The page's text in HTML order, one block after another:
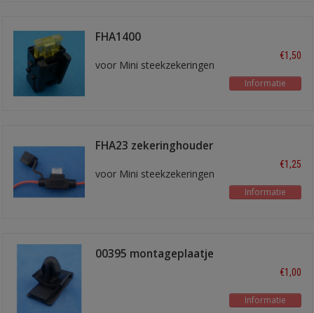
FHA1400
voor Mini steekzekeringen
€1,50
Informatie
FHA23 zekeringhouder
1,0 mm2 draad
voor Mini steekzekeringen
€1,25
Informatie
00395 montageplaatje
€1,00
Informatie